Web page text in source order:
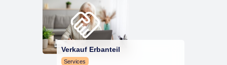
Verkauf Erbanteil
Services